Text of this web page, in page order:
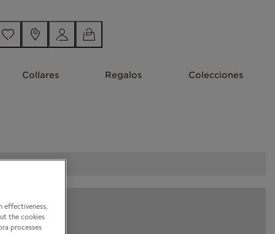
Collares Regalos Colecciones
effectiveness,
the cookies
processes